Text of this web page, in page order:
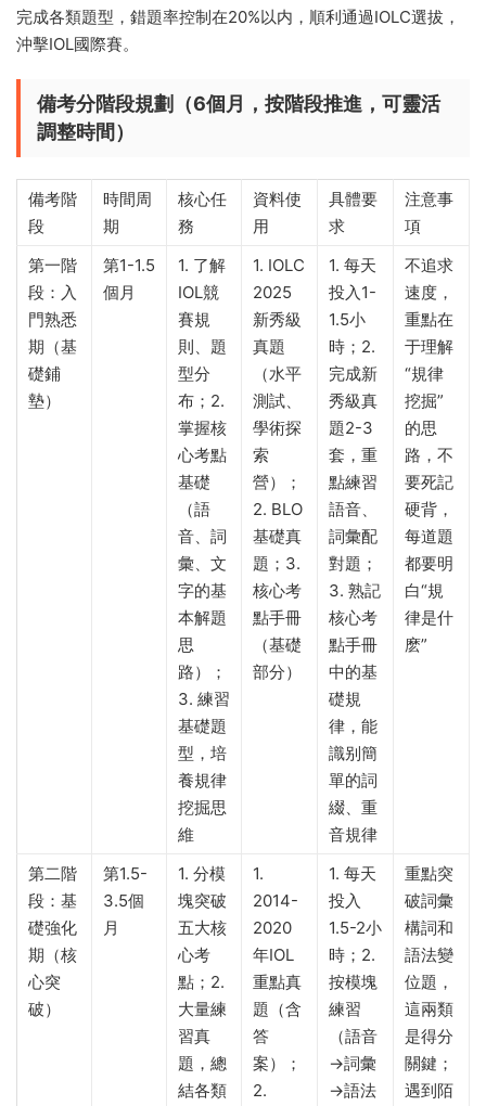
完成各類題型，錯題率控制在20%以内，順利通過IOLC選拔，
沖擊IOL國際賽。
備考分階段規劃（6個月，按階段推進，可靈活
調整時間）
備考階
段
時間周
期
核心任
務
資料使
用
具體要
求
注意事
項
第一階
段：入
門熟悉
期（基
礎鋪
墊）
第1-1.5
個月
1. 了解
IOL競
賽規
則、題
型分
布；2.
掌握核
心考點
基礎
（語
音、詞
彙、文
字的基
本解題
思
路）；
3. 練習
基礎題
型，培
養規律
挖掘思
維
1. IOLC
2025
新秀級
真題
（水平
測試、
學術探
索
營）；
2. BLO
基礎真
題；3.
核心考
點手冊
（基礎
部分）
1. 每天
投入1-
1.5小
時；2.
完成新
秀級真
題2-3
套，重
點練習
語音、
詞彙配
對題；
3. 熟記
核心考
點手冊
中的基
礎規
律，能
識别簡
單的詞
綴、重
音規律
不追求
速度，
重點在
于理解
“規律
挖掘”
的思
路，不
要死記
硬背，
每道題
都要明
白“規
律是什
麽”
第二階
段：基
礎強化
期（核
心突
破）
第1.5-
3.5個
月
1. 分模
塊突破
五大核
心考
點；2.
大量練
習真
題，總
結各類
1.
2014-
2020
年IOL
重點真
題（含
答
案）；
2.
1. 每天
投入
1.5-2小
時；2.
按模塊
練習
（語音
→詞彙
→語法
重點突
破詞彙
構詞和
語法變
位題，
這兩類
是得分
關鍵；
遇到陌